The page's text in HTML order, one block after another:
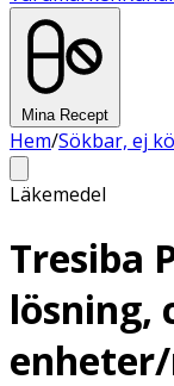
Mina Recept
Hem/Sökbar, ej
Läkemedel
Tresiba
lösning,